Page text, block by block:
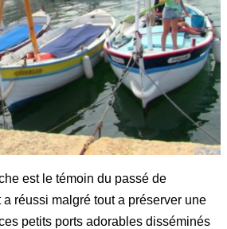
est le témoin du passé de
réussi malgré tout a préserver une
petits ports adorables disséminés